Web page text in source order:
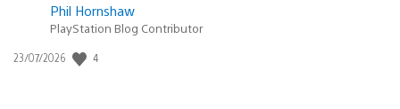
Phil Hornshaw
PlayStation Blog Contributor
Data
23/07/2026 4